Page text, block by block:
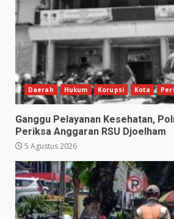
Daerah Hukum Korupsi Kota
Ganggu Pelayanan Kesehatan,
Periksa Anggaran RSU Djoelham
5 Agustus 2026